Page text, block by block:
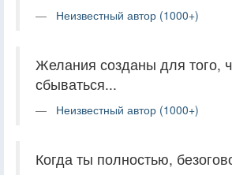
Неизвестный автор (1000+)
Желания созданы для того,
сбываться...
Неизвестный автор (1000+)
Когда ты полностью,